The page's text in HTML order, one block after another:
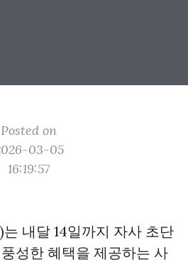
Posted on
03-05
16:19:57
내달 14일까지 자사 초단
성한 혜택을 제공하는 사